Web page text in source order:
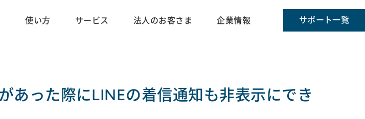
使い方 サービス 法人のお客さま 企業情報 サポート一覧
あった際にLINEの着信通知も非表示にでき